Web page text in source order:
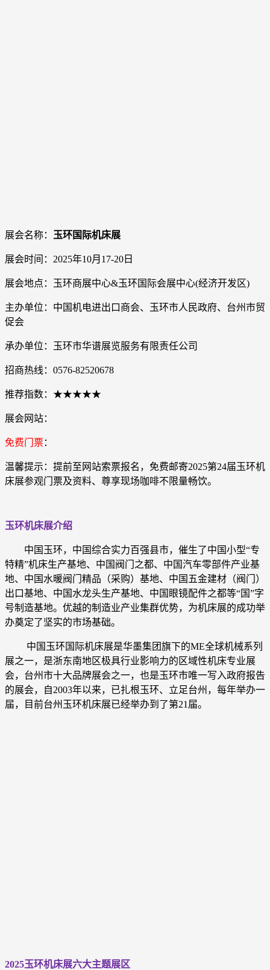
展会名称： 玉环国际机床展
展会时间：2025年10月17-20日
展会地点：玉环商展中心&玉环国际会展中心(经济开发区)
主办单位：中国机电进出口商会、玉环市人民政府、台州市贸
促会
承办单位：玉环市华谱展览服务有限责任公司
招商热线：0576-82520678
推荐指数：★★★★★
展会网站：
免费门票：
温馨提示：提前至网站索票报名，免费邮寄2025第24届玉环机
床展参观门票及资料、尊享现场咖啡不限量畅饮。
玉环机床展介绍
中国玉环，中国综合实力百强县市，催生了中国小型“专
特精”机床生产基地、中国阀门之都、中国汽车零部件产业基
地、中国水暖阀门精品（采购）基地、中国五金建材（阀门）
出口基地、中国水龙头生产基地、中国眼镜配件之都等“国”字
号制造基地。优越的制造业产业集群优势，为机床展的成功举
办奠定了坚实的市场基础。
中国玉环国际机床展是华墨集团旗下的ME全球机械系列
展之一，是浙东南地区极具行业影响力的区域性机床专业展
会，台州市十大品牌展会之一，也是玉环市唯一写入政府报告
的展会，自2003年以来，已扎根玉环、立足台州，每年举办一
届，目前台州玉环机床展已经举办到了第21届。
2025玉环机床展六大主题展区